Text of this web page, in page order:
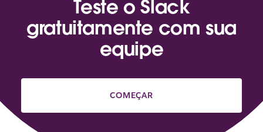
Teste o Slack
gratuitamente com sua
equipe
COMEÇAR